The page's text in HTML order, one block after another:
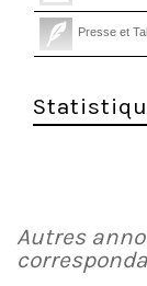
Presse et
autres annonces immobilières